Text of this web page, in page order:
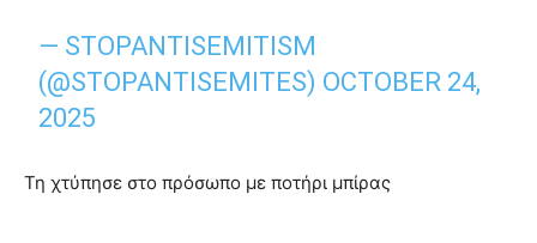
— STOPANTISEMITISM
(@STOPANTISEMITES) OCTOBER 24,
2025
Τη χτύπησε στο πρόσωπο με ποτήρι μπίρας